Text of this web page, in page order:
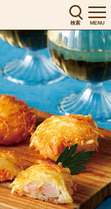
検索 MENU